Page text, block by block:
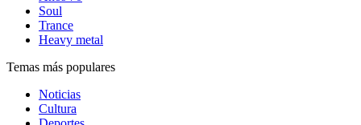
Soul
Trance
Heavy metal
Temas más populares
Noticias
Cultura